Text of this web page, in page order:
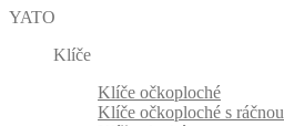
YATO
Klíče
Klíče očkoploché
Klíče očkoploché s ráčnou